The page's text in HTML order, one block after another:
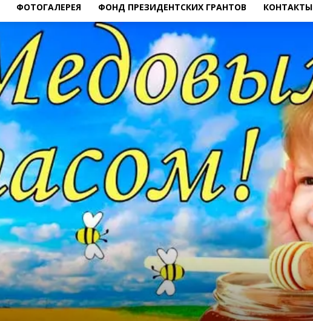
Морской
собор
ФОТОГАЛЕРЕЯ ФОНД ПРЕЗИДЕНТСКИХ ГРАНТОВ КОНТАКТЫ